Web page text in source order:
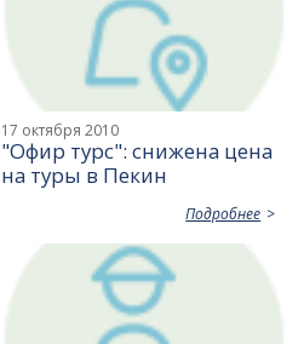
17 октября 2010
"Офир турс": снижена цена
на туры в Пекин
Подробнее